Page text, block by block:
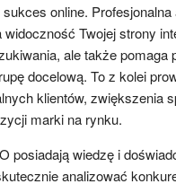
online.
Twojej strony
ale także pomaga
docelową. To z kolei
klientów, zwiększenia
marki na rynku.
posiadają wiedzę i
analizować